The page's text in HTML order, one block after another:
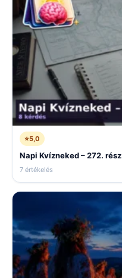
⭐5,0
Napi Kvízneked – 272. rész
7 értékelés